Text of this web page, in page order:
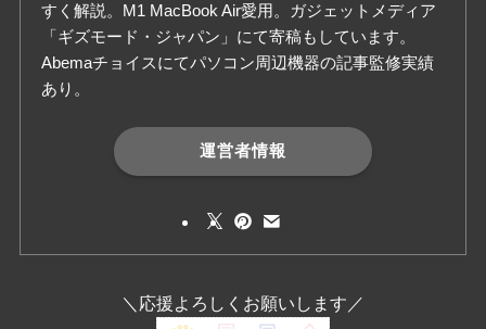
すく解説。M1 MacBook Air愛用。ガジェットメディア
「ギズモード・ジャパン」にて寄稿もしています。
Abemaチョイスにてパソコン周辺機器の記事監修実績
あり。
運営者情報
＼応援よろしくお願いします／